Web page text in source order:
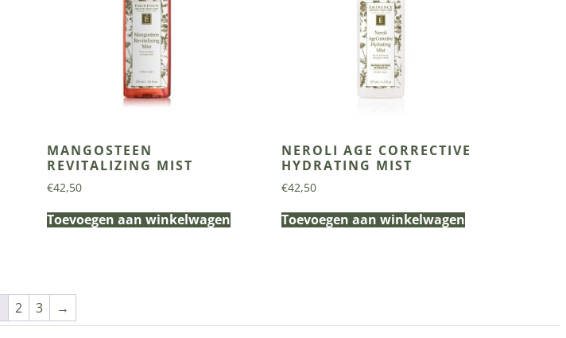
MANGOSTEEN
REVITALIZING MIST
€42,50
Toevoegen aan winkelwagen
NEROLI AGE CORRECTIVE
HYDRATING MIST
€42,50
Toevoegen aan winkelwagen
2 3 →